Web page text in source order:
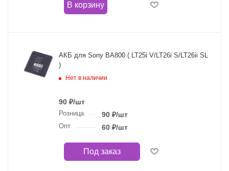
В корзину
АКБ для Sony BA800 ( LT25i V/LT26i S/LT26ii SL
)
Нет в наличии
90 ₽/шт
Розница 90₽/шт
Опт 60₽/шт
Под заказ